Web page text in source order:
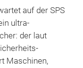
auf der SPS
ultra-
der laut
Maschinen,